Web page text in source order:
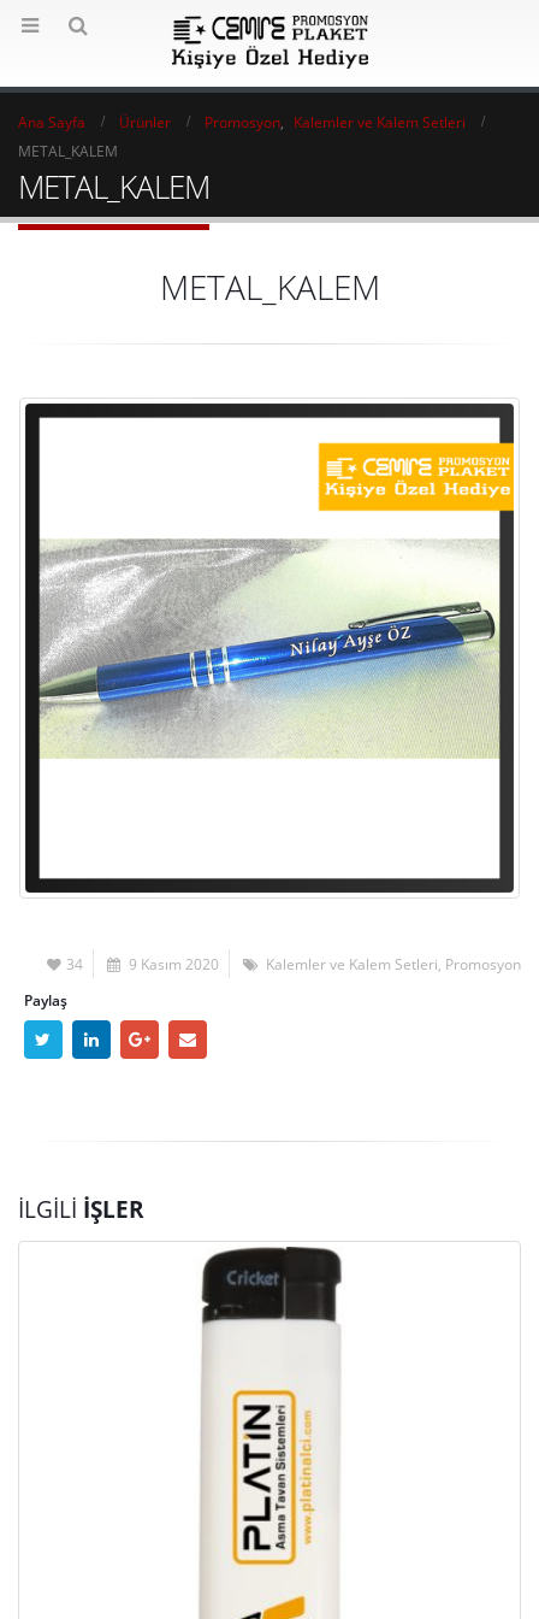
Ana Sayfa Ürünler Promosyon
Kalemler ve Kalem Setleri
METAL_KALEM
METAL_KALEM
METAL_KALEM
34 9 Kasım 2020 Kalemler ve Kalem Setleri Promosyon
Paylaş
İLGILI İŞLER